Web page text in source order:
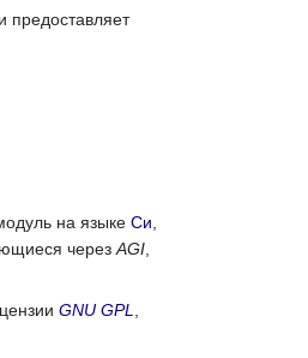
предоставляет
на языке Си
через AGI
GNU GPL